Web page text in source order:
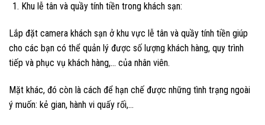
Khu lễ tân và quầy tính tiền trong khách sạn:
Lắp đặt camera khách sạn ở khu vực lễ tân và quầy tính tiền giúp
cho các bạn có thể quản lý được số lượng khách hàng, quy trình
tiếp và phục vụ khách hàng,… của nhân viên.
Mặt khác, đó còn là cách để hạn chế được những tình trạng ngoài
ý muốn: kẻ gian, hành vi quấy rối,…